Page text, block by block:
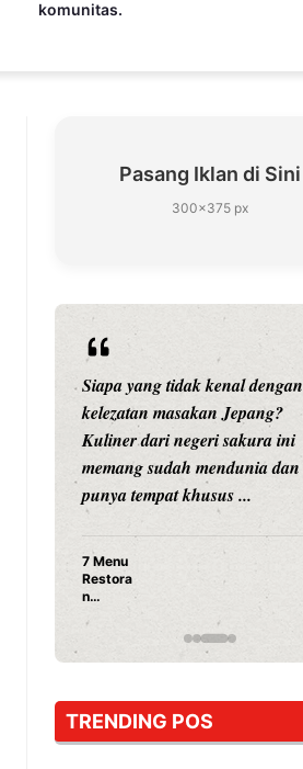
komunitas.
Pasang Iklan di Sini
300×375 px
Siapa yang tidak kenal dengan
kelezatan masakan Jepang?
Kuliner dari negeri sakura ini
memang sudah mendunia dan
punya tempat khusus ...
7 Menu
Restora
n
yang
Dicoba,
Cuma
Sushi!
TRENDING POS